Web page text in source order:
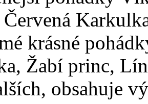
krásné
Žabí princ,
obsahuje